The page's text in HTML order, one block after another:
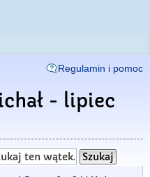
Regulamin i pomoc
- lipiec